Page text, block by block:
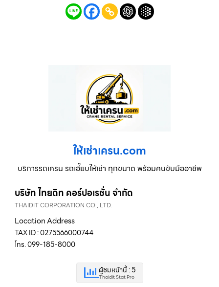
ให้เช่าเครน.com
บริการรถเครน รถเฮี๊ยบให้เช่า ทุกขนาด พร้อมคนขับมืออาชีพ
บริษัท ไทยดิท คอร์ปอเรชั่น จำกัด
THAIDIT CORPORATION CO., LTD.
Location Address
TAX ID : 0275566000744
โทร. 099-185-8000
ผู้ชมหน้านี้ : 5
Thaidit Stat Pro